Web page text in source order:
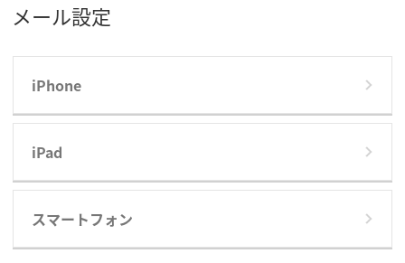
メール設定
iPhone
iPad
スマートフォン